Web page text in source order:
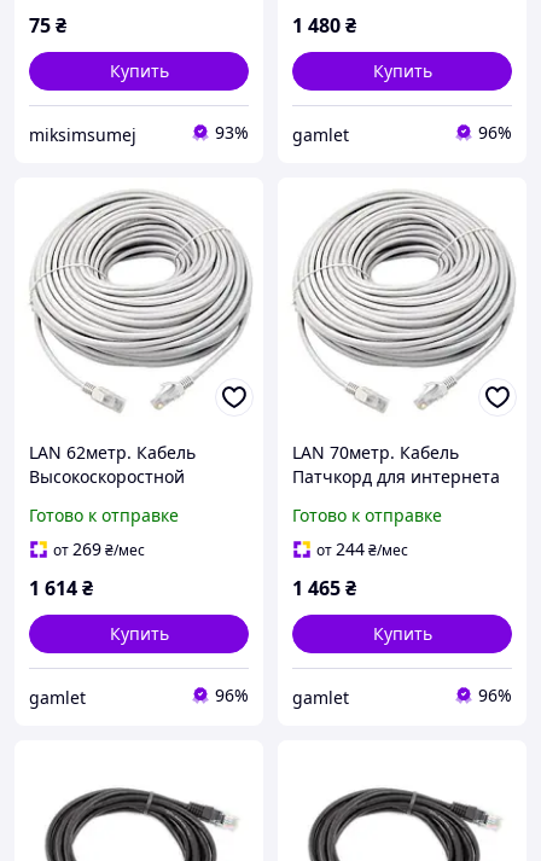
75₴
Купить
miksimsumej 93%
1 480₴
Купить
gamlet 96%
LAN 62метр. Кабель
Высокоскоростной
LAN кабель 62м для
интернета DSS до
Готово к отправке
от269₴/мес
1 614₴
Купить
gamlet 96%
LAN 70метр. Кабель
Патчкорд для интернета
кабель, Соединительный
шнур
Готово к отправке
от244₴/мес
1 465₴
Купить
gamlet 96%